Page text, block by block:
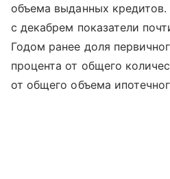
объема выданных
с декабрем показатели
Годом ранее доля
процента от общего
от общего объема